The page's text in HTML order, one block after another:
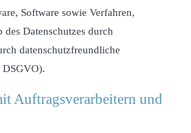
Software sowie Verfahren,
Datenschutzes durch
datenschutzfreundliche
Auftragsverarbeitern und